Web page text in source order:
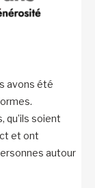
avons été
qu’ils soient
et ont
autour